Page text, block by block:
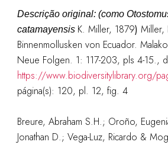
Descrição original: (como
catamayensis K. Miller, 1879) Miller,
Binnenmollusken von Ecuador.
Neue Folgen. 1: 117-203, pls 4-15.,
https://www.biodiversitylibrary.org/
página(s): 120, pl. 12, fig. 4
Breure, Abraham S.H.; Oroño,
Jonathan D.; Vega-Luz, Ricardo &